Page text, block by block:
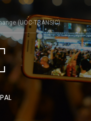
(UOC-TRÀNSIC)